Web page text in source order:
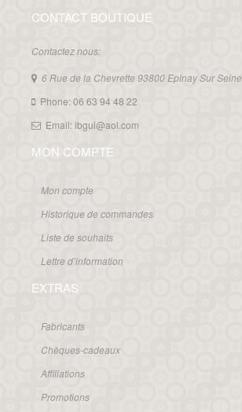
CONTACT BOUTIQUE
Contactez nous:
6 Rue de la Chevrette 93800 Epinay Sur Seine
Phone: 06 63 94 48 22
Email: ibgui@aol.com
MON COMPTE
Mon compte
Historique de commandes
Liste de souhaits
Lettre d’information
EXTRAS
Fabricants
Chèques-cadeaux
Affiliations
Promotions